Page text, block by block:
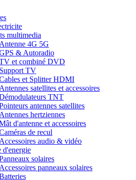
multimedia
Antenne 4G 5G
& Autoradio
et combiné DVD
Support TV
et Splitter HDMI
Antennes satellites et accessoires
TNT
antennes satellites
Antennes hertziennes
d'antenne et accessoires
de recul
Accessoires audio & vidéo
d'energie
solaires
Accessoires panneaux solaires